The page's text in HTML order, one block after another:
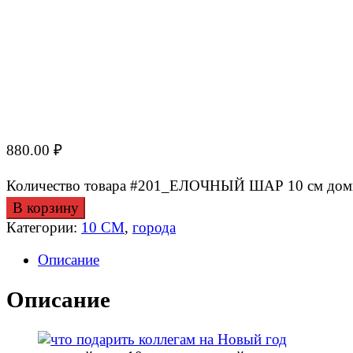
880.00 ₽
Количество товара #201_ЕЛОЧНЫЙ ШАР 10 см
В корзину
Категории: 10 СМ, города
Описание
Описание